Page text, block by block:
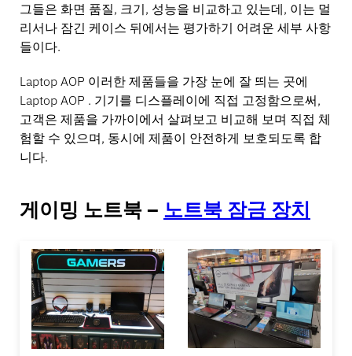
그들은 화면 품질, 크기, 성능을 비교하고 있는데, 이는 멀
리서나 잠긴 케이스 뒤에서는 평가하기 어려운 세부 사항
들이다.
Laptop AOP 이러한 제품들을 가장 눈에 잘 띄는 곳에
Laptop AOP . 기기를 디스플레이에 직접 고정함으로써,
고객은 제품을 가까이에서 살펴보고 비교해 보며 직접 체
험할 수 있으며, 동시에 제품이 안전하게 보호되도록 합
니다.
게이밍 노트북 – 노트북 잠금 장치